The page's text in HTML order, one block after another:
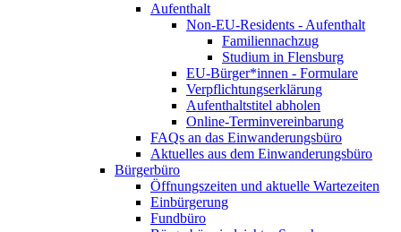
Aufenthalt
Non-EU-Residents - Aufenthalt
Familiennachzug
Studium in Flensburg
EU-Bürger*innen - Formulare
Verpflichtungserklärung
Aufenthaltstitel abholen
Online-Terminvereinbarung
FAQs an das Einwanderungsbüro
Aktuelles aus dem Einwanderungsbüro
Bürgerbüro
Öffnungszeiten und aktuelle Wartezeiten
Einbürgerung
Fundbüro